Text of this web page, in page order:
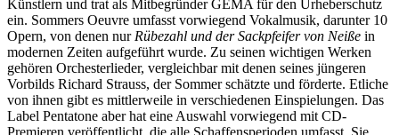
Künstlern und trat als Mitbegründer GEMA für den Urheberschutz
ein. Sommers Oeuvre umfasst vorwiegend Vokalmusik, darunter 10
Opern, von denen nur Rübezahl und der Sackpfeifer von Neiße in
modernen Zeiten aufgeführt wurde. Zu seinen wichtigen Werken
gehören Orchesterlieder, vergleichbar mit denen seines jüngeren
Vorbilds Richard Strauss, der Sommer schätzte und förderte. Etliche
von ihnen gibt es mittlerweile in verschiedenen Einspielungen. Das
Label Pentatone aber hat eine Auswahl vorwiegend mit CD-
Premieren veröffentlicht, die alle Schaffensperioden umfasst. Sie